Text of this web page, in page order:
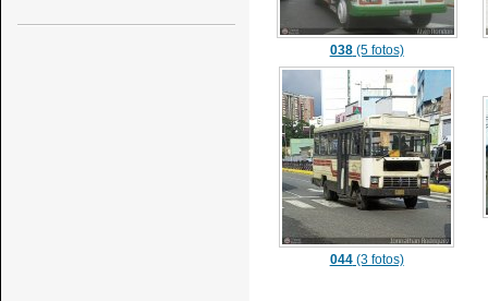
038(5 fotos)
044(3 fotos)